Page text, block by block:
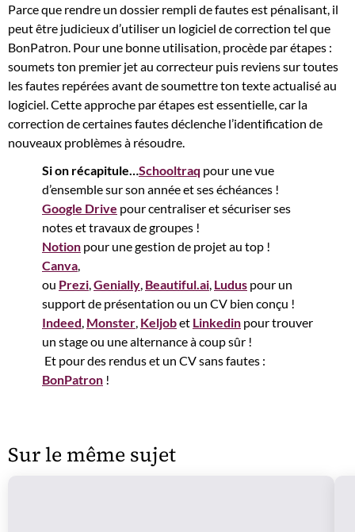
Parce que rendre un dossier rempli de fautes est pénalisant, il
peut être judicieux d’utiliser un logiciel de correction tel que
BonPatron. Pour une bonne utilisation, procède par étapes :
soumets ton premier jet au correcteur puis reviens sur toutes
les fautes repérées avant de soumettre ton texte actualisé au
logiciel. Cette approche par étapes est essentielle, car la
correction de certaines fautes déclenche l’identification de
nouveaux problèmes à résoudre.
Si on récapitule…Schooltraq pour une vue
d’ensemble sur son année et ses échéances !
Google Drive pour centraliser et sécuriser ses
notes et travaux de groupes !
Notion pour une gestion de projet au top !
Canva
ou Prezi Genially Beautiful.ai Ludus pour un
support de présentation ou un CV bien conçu !
Indeed Monster Keljobet Linkedin pour trouver
un stage ou une alternance à coup sûr !
Et pour des rendus et un CV sans fautes :
BonPatron !
Sur le même sujet